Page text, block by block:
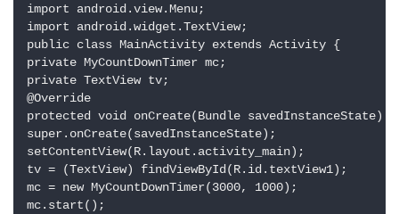
import android.view.Menu;
import android.widget.TextView;
public class MainActivity extends Activity {
private MyCountDownTimer mc;
private TextView tv;
@Override
protected void onCreate(Bundle savedInstanceState) {
super.onCreate(savedInstanceState);
setContentView(R.layout.activity_main);
tv = (TextView) findViewById(R.id.textView1);
mc = new MyCountDownTimer(3000, 1000);
mc.start();